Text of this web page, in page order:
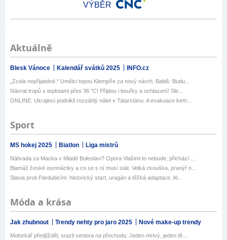
VÝBĚR
Aktuálně
Blesk Vánoce Kalendář svátků 2025 INFO.cz
„Zcela nepřijatelné.“ Umělci tepou Klempíře za nový návrh. Babiš: Budu...
Návrat tropů s teplotami přes 36 °C! Přijdou i bouřky a ochlazení! Sle...
ONLINE: Ukrajinci podnikli rozsáhlý nálet v Tatarstánu. A evakuace kem...
Sport
MS hokej 2025 Biatlon Liga mistrů
Náhrada za Macka v Mladé Boleslavi? Opora Vlašimi to nebude, přichází ...
Blamáž české osmnáctky a co se s ní musí stát. Velká zkouška, pranýř n...
Slavia proti Pardubicím: historický start, uragán a těžká adaptace. Al...
Móda a krása
Jak zhubnout Trendy nehty pro jaro 2025 Nové make-up trendy
Motorkář předjížděl, srazil seniora na přechodu: Jeden mrtvý, jeden tě...